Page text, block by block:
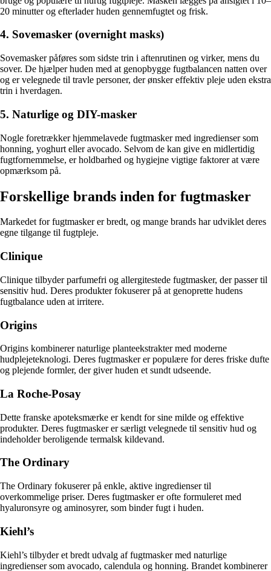
20 minutter og efterlader huden gennemfugtet og frisk.
4. Sovemasker (overnight masks)
Sovemasker påføres som sidste trin i aftenrutinen og virker, mens du
sover. De hjælper huden med at genopbygge fugtbalancen natten over
og er velegnede til travle personer, der ønsker effektiv pleje uden ekstra
trin i hverdagen.
5. Naturlige og DIY-masker
Nogle foretrækker hjemmelavede fugtmasker med ingredienser som
honning, yoghurt eller avocado. Selvom de kan give en midlertidig
fugtfornemmelse, er holdbarhed og hygiejne vigtige faktorer at være
opmærksom på.
Forskellige brands inden for fugtmasker
Markedet for fugtmasker er bredt, og mange brands har udviklet deres
egne tilgange til fugtpleje.
Clinique
Clinique tilbyder parfumefri og allergitestede fugtmasker, der passer til
sensitiv hud. Deres produkter fokuserer på at genoprette hudens
fugtbalance uden at irritere.
Origins
Origins kombinerer naturlige planteekstrakter med moderne
hudplejeteknologi. Deres fugtmasker er populære for deres friske dufte
og plejende formler, der giver huden et sundt udseende.
La Roche-Posay
Dette franske apoteksmærke er kendt for sine milde og effektive
produkter. Deres fugtmasker er særligt velegnede til sensitiv hud og
indeholder beroligende termalsk kildevand.
The Ordinary
The Ordinary fokuserer på enkle, aktive ingredienser til
overkommelige priser. Deres fugtmasker er ofte formuleret med
hyaluronsyre og aminosyrer, som binder fugt i huden.
Kiehl’s
Kiehl’s tilbyder et bredt udvalg af fugtmasker med naturlige
ingredienser som avocado, calendula og honning. Brandet kombinerer